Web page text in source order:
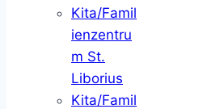
Kita/Famil
ienzentru
m St.
Liborius
Kita/Famil